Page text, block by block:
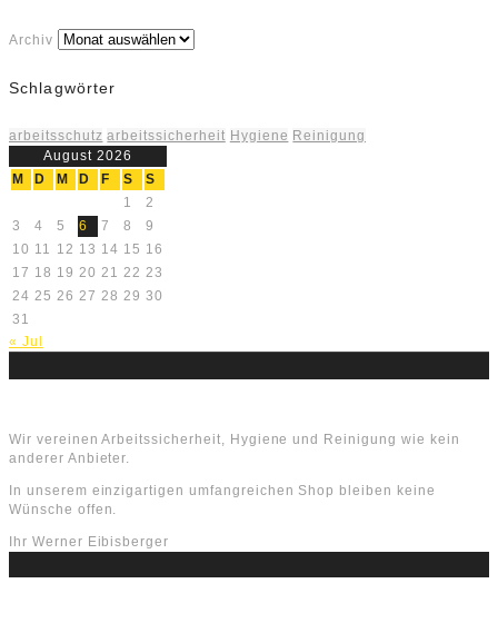
Archiv
Schlagwörter
arbeitsschutz arbeitssicherheit Hygiene Reinigung
August 2026
M
D M D F S
S
1
2
3
4 5 6 7 8
9
10 11 12 13 14 15 16
17 18 19 20 21 22 23
24 25 26 27 28 29 30
31
« Jul
Wir vereinen Arbeitssicherheit, Hygiene und Reinigung wie kein
anderer Anbieter.
In unserem einzigartigen umfangreichen Shop bleiben keine
Wünsche offen.
Ihr Werner Eibisberger